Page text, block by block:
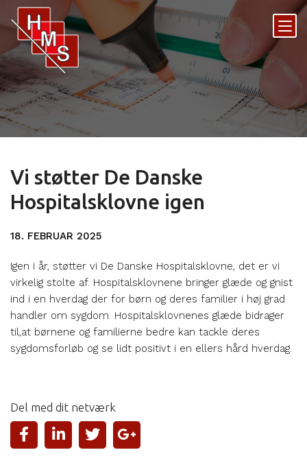
Vi støtter De Danske
Hospitalsklovne igen
18. FEBRUAR 2025
Igen i år, støtter vi De Danske Hospitalsklovne, det er vi
virkelig stolte af. Hospitalsklovnene bringer glæde og gnist
ind i en hverdag der for børn og deres familier i høj grad
handler om sygdom. Hospitalsklovnenes glæde bidrager
til,at børnene og familierne bedre kan tackle deres
sygdomsforløb og se lidt positivt i en ellers hård hverdag.
Del med dit netværk